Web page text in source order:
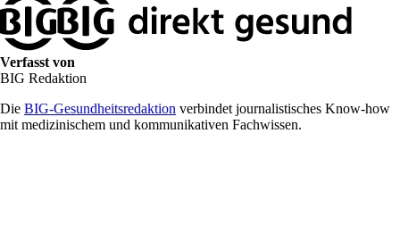
Verfasst von
BIG Redaktion
Die BIG-Gesundheitsredaktion verbindet journalistisches Know-how
mit medizinischem und kommunikativen Fachwissen.